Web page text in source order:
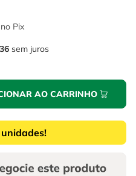
no Pix
36 sem juros
AO CARRINHO